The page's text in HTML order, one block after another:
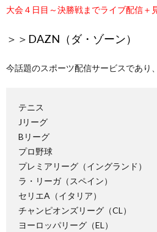
大会４日目～決勝戦までライブ配信＋
＞＞ DAZN（ダ・ゾーン）
今話題のスポーツ配信サービスであり
テニス
Jリーグ
Bリーグ
プロ野球
プレミアリーグ（イングランド）
ラ・リーガ（スペイン）
セリエA（イタリア）
チャンピオンズリーグ（CL）
ヨーロッパリーグ（EL）